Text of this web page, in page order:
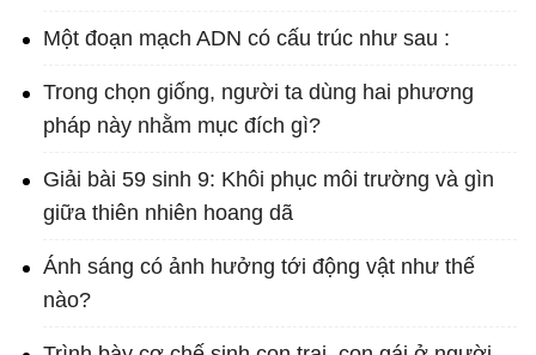
Một đoạn mạch ADN có cấu trúc như sau :
Trong chọn giống, người ta dùng hai phương
pháp này nhằm mục đích gì?
Giải bài 59 sinh 9: Khôi phục môi trường và gìn
giữa thiên nhiên hoang dã
Ánh sáng có ảnh hưởng tới động vật như thế
nào?